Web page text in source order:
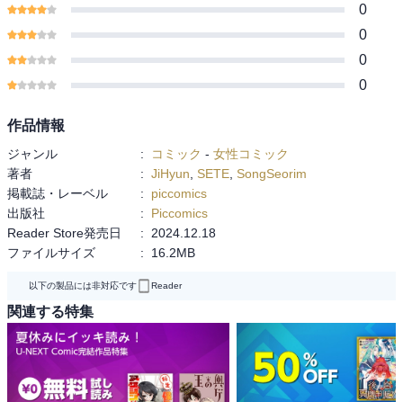
0
0
0
0
作品情報
ジャンル : コミック - 女性コミック
著者
: JiHyun SETE SongSeorim
掲載誌・レーベル
:
piccomics
出版社
:
Piccomics
Reader Store発売日
:
2024.12.18
ファイルサイズ
: 16.2MB
以下の製品には非対応です Reader
関連する特集